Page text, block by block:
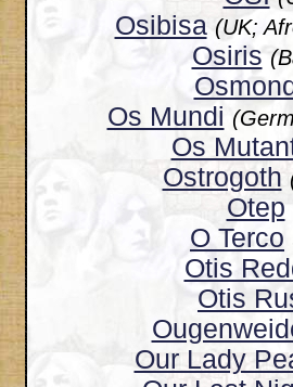
Osibisa (UK;
Osiris
Os Mundi
Os
Ostrogoth
Otep
O Terco
Otis
Otis
Our Lady